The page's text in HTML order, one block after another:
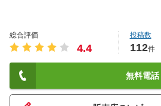
総合評価
4.4
投稿数
112件
無料電話